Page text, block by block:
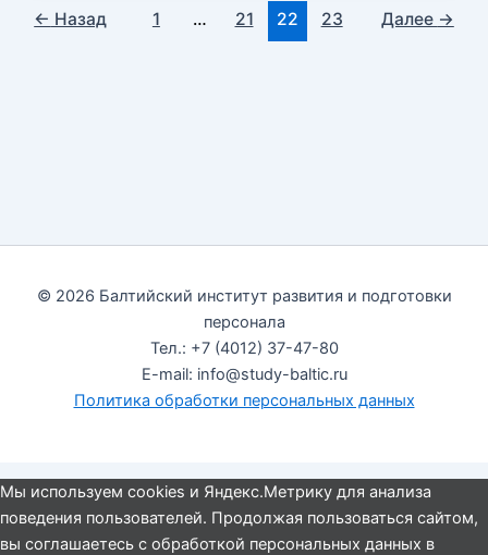
← Назад 1 … 21 22 23 Далее →
© 2026 Балтийский институт развития и подготовки
персонала
Тел.: +7 (4012) 37-47-80
E-mail: info@study-baltic.ru
Политика обработки персональных данных
Мы используем cookies и Яндекс.Метрику для анализа
поведения пользователей. Продолжая пользоваться сайтом,
вы соглашаетесь с обработкой персональных данных в